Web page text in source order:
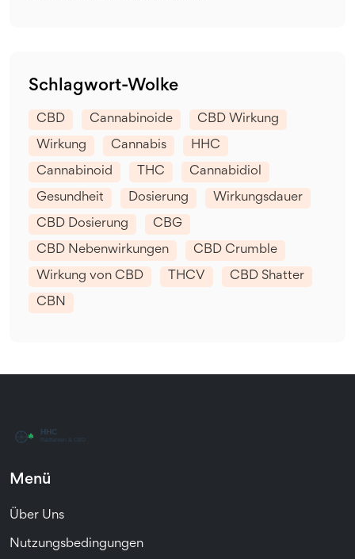
Schlagwort-Wolke
CBD Cannabinoide CBD Wirkung
Wirkung Cannabis HHC
Cannabinoid THC Cannabidiol
Gesundheit Dosierung Wirkungsdauer
CBD Dosierung CBG
CBD Nebenwirkungen CBD Crumble
Wirkung von CBD THCV CBD Shatter
CBN
Menü
Über Uns
Nutzungsbedingungen